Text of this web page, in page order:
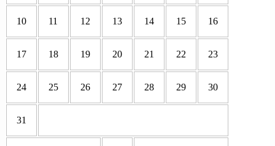
10 11 12 13 14 15 16
17 18 19 20 21 22 23
24 25 26 27 28 29 30
31